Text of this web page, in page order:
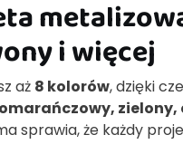
i więcej
aż 8 kolorów, dzięki
zielony,
sprawia, że każdy